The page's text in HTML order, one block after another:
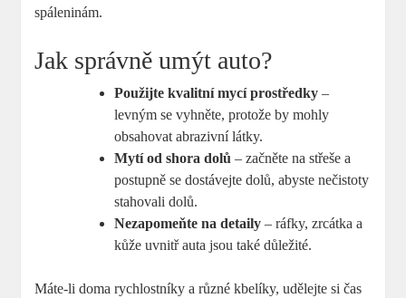
spáleninám.
Jak správně umýt auto?
Použijte kvalitní mycí prostředky –
levným se vyhněte, protože by mohly
obsahovat abrazivní látky.
Mytí od shora dolů – začněte na střeše a
postupně se dostávejte dolů, abyste nečistoty
stahovali dolů.
Nezapomeňte na detaily – ráfky, zrcátka a
kůže uvnitř auta jsou také důležité.
Máte-li doma rychlostníky a různé kbelíky, udělejte si čas